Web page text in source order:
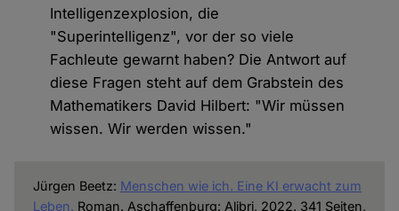
Intelligenzexplosion, die
"Superintelligenz", vor der so viele
Fachleute gewarnt haben? Die Antwort auf
diese Fragen steht auf dem Grabstein des
Mathematikers David Hilbert: "Wir müssen
wissen. Wir werden wissen."
Jürgen Beetz: Menschen wie ich. Eine KI erwacht zum
Leben. Roman. Aschaffenburg: Alibri, 2022. 341 Seiten,